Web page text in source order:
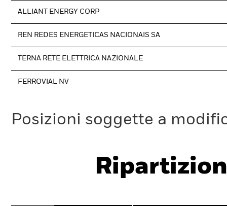
ALLIANT ENERGY CORP
REN REDES ENERGETICAS NACIONAIS SA
TERNA RETE ELETTRICA NAZIONALE
FERROVIAL NV
Posizioni soggette a